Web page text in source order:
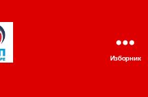
Изборник